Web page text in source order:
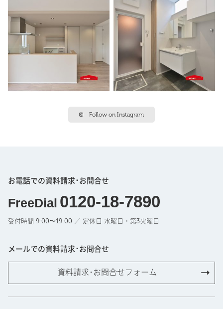
Follow on Instagram
お電話での資料請求･お問合せ
FreeDial 0120-18-7890
受付時間 9:00〜19:00 ／ 定休日 水曜日・第3火曜日
メールでの資料請求･お問合せ
資料請求･お問合せフォーム